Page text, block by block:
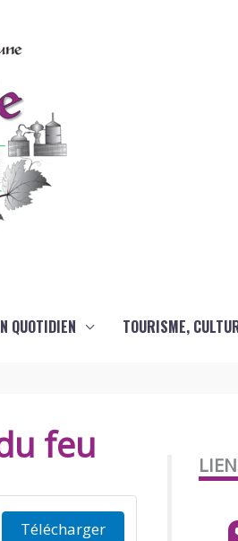
QUOTIDIEN TOURISME,
feu
Télécharger